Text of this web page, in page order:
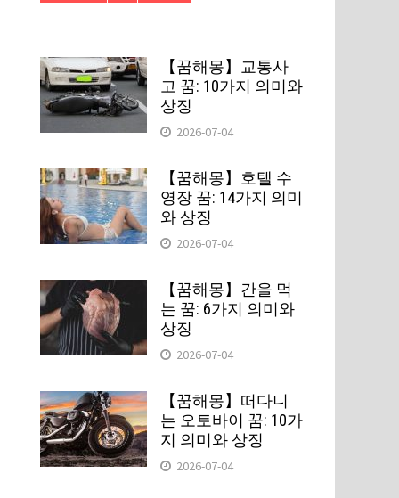
【꿈해몽】교통사
고 꿈: 10가지 의미와
상징
2026-07-04
【꿈해몽】호텔 수
영장 꿈: 14가지 의미
와 상징
2026-07-04
【꿈해몽】간을 먹
는 꿈: 6가지 의미와
상징
2026-07-04
【꿈해몽】떠다니
는 오토바이 꿈: 10가
지 의미와 상징
2026-07-04